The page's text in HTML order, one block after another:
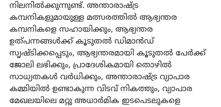
നിലനില്‍ക്കുന്നുണ്ട്. അന്താരാഷ്ട്ര
കമ്പനികളുമായുള്ള മത്സരത്തില്‍ ആഭ്യന്തര
കമ്പനികളെ സഹായിക്കും, ആഭ്യന്തര
ഉത്പന്നങ്ങള്‍ക്ക് കൂടുതല്‍ ഡിമാന്‍ഡ്
സൃഷ്ടിക്കപ്പെടും, ആഭ്യന്തരമായി കൂടുതല്‍ പേര്‍ക്ക്
ജോലി ലഭിക്കും, പ്രാദേശികമായി തൊഴില്‍
സാധ്യതകള്‍ വര്‍ധിക്കും, അന്താരാഷ്ട്ര വ്യാപാര
കമ്മിയില്‍ ഉണ്ടാകുന്ന വിടവ് നികത്തും, വ്യാപാര
മേഖലയിലെ മറ്റു അധാര്‍മിക ഇടപെടലുകളെ